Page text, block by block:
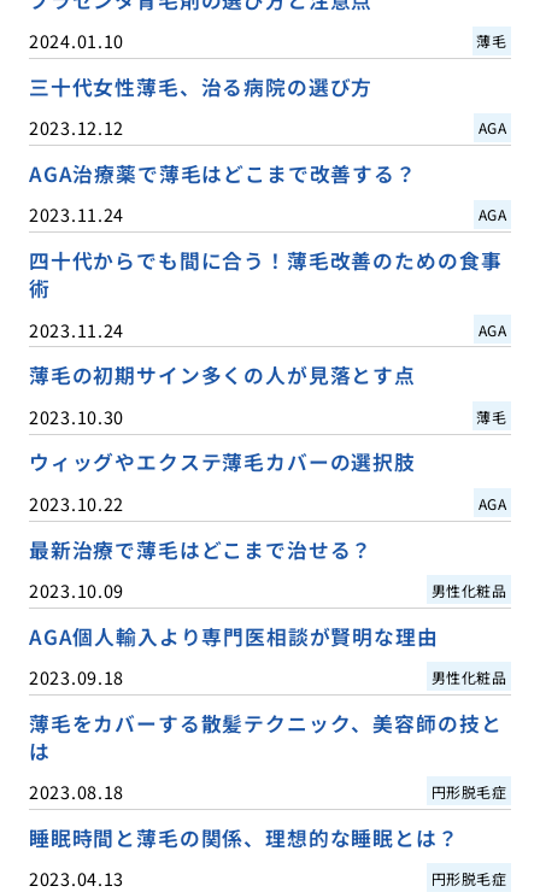
2024.01.10 薄毛
三十代女性薄毛、治る病院の選び方
2023.12.12 AGA
AGA治療薬で薄毛はどこまで改善する？
2023.11.24 AGA
四十代からでも間に合う！薄毛改善のための食事
術
2023.11.24 AGA
薄毛の初期サイン多くの人が見落とす点
2023.10.30 薄毛
ウィッグやエクステ薄毛カバーの選択肢
2023.10.22 AGA
最新治療で薄毛はどこまで治せる？
2023.10.09 男性化粧品
AGA個人輸入より専門医相談が賢明な理由
2023.09.18 男性化粧品
薄毛をカバーする散髪テクニック、美容師の技と
は
2023.08.18 円形脱毛症
睡眠時間と薄毛の関係、理想的な睡眠とは？
2023.04.13 円形脱毛症